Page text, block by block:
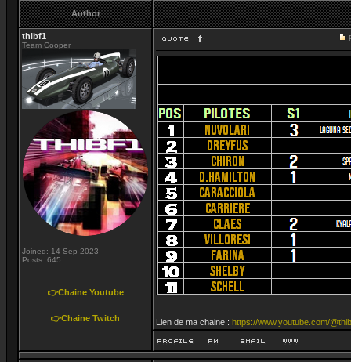
Author
thibf1
Team Cooper
Joined: 14 Sep 2023
Posts: 645
👉Chaine Youtube
👉Chaine Twitch
Lien de ma chaine : https://www.youtube.com/